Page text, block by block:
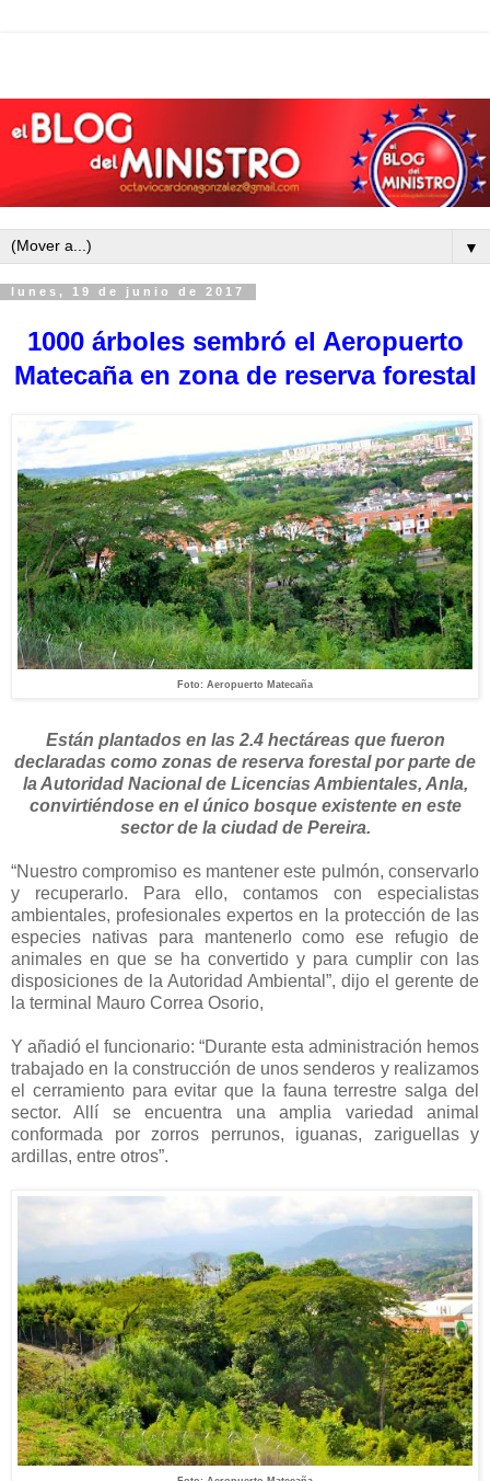
▼
lunes, 19 de junio de 2017
1000 árboles sembró el Aeropuerto
Matecaña en zona de reserva forestal
Foto: Aeropuerto Matecaña
Están plantados en las 2.4 hectáreas que fueron
declaradas como zonas de reserva forestal por parte de
la Autoridad Nacional de Licencias Ambientales, Anla,
convirtiéndose en el único bosque existente en este
sector de la ciudad de Pereira.
“Nuestro compromiso es mantener este pulmón, conservarlo
y recuperarlo. Para ello, contamos con especialistas
ambientales, profesionales expertos en la protección de las
especies nativas para mantenerlo como ese refugio de
animales en que se ha convertido y para cumplir con las
disposiciones de la Autoridad Ambiental”, dijo el gerente de
la terminal Mauro Correa Osorio,
Y añadió el funcionario: “Durante esta administración hemos
trabajado en la construcción de unos senderos y realizamos
el cerramiento para evitar que la fauna terrestre salga del
sector. Allí se encuentra una amplia variedad animal
conformada por zorros perrunos, iguanas, zariguellas y
ardillas, entre otros”.